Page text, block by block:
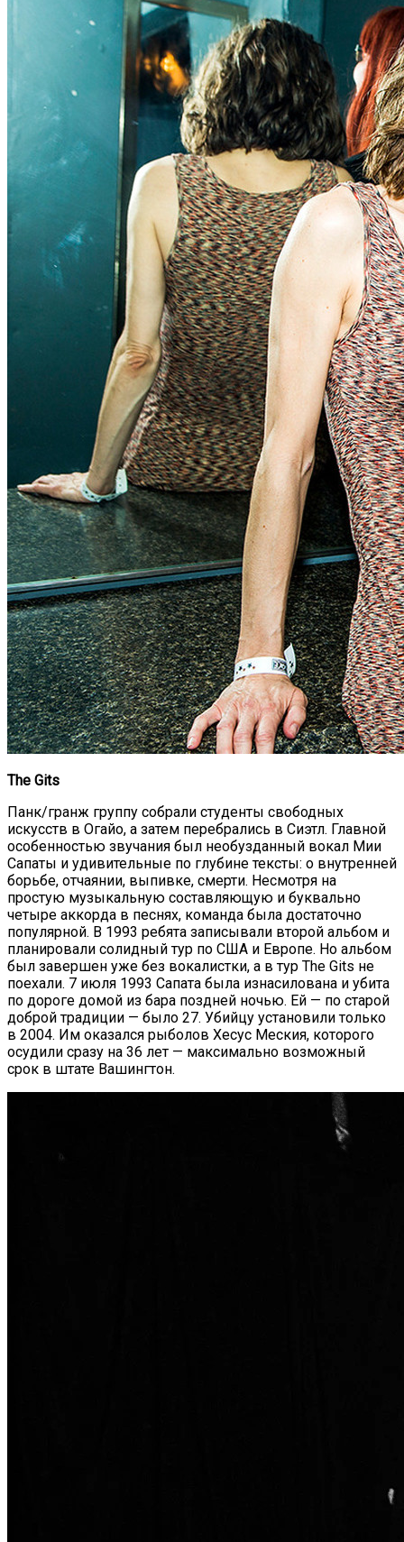
The Gits
Панк/гранж группу собрали студенты свободных
искусств в Огайо, а затем перебрались в Сиэтл. Главной
особенностью звучания был необузданный вокал Мии
Сапаты и удивительные по глубине тексты: о внутренней
борьбе, отчаянии, выпивке, смерти. Несмотря на
простую музыкальную составляющую и буквально
четыре аккорда в песнях, команда была достаточно
популярной. В 1993 ребята записывали второй альбом и
планировали солидный тур по США и Европе. Но альбом
был завершен уже без вокалистки, а в тур The Gits не
поехали. 7 июля 1993 Сапата была изнасилована и убита
по дороге домой из бара поздней ночью. Ей — по старой
доброй традиции — было 27. Убийцу установили только
в 2004. Им оказался рыболов Хесус Меския, которого
осудили сразу на 36 лет — максимально возможный
срок в штате Вашингтон.